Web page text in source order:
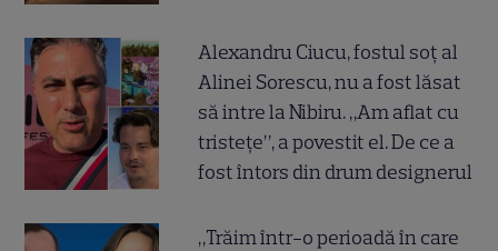
Alexandru Ciucu, fostul soț al
Alinei Sorescu, nu a fost lăsat
să intre la Nibiru. „Am aflat cu
tristețe”, a povestit el. De ce a
fost întors din drum designerul
„Trăim într-o perioadă în care